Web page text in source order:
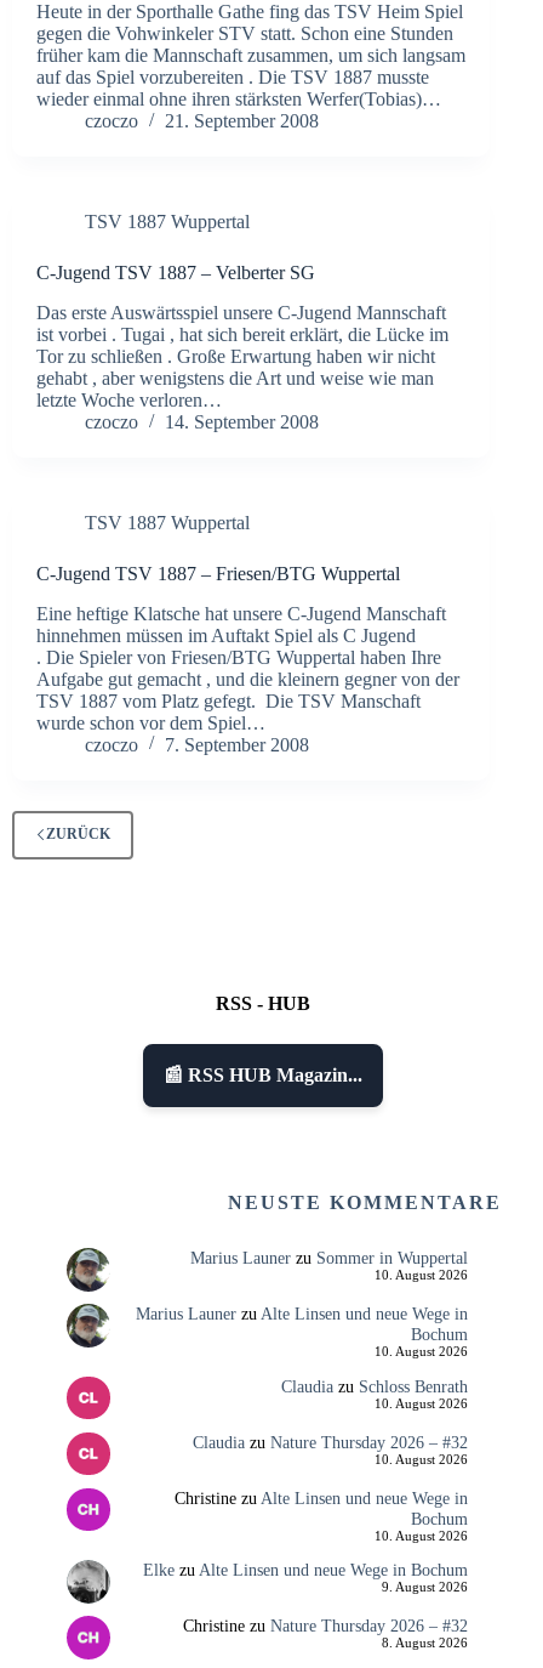
Heute in der Sporthalle Gathe fing das TSV Heim Spiel
gegen die Vohwinkeler STV statt. Schon eine Stunden
früher kam die Mannschaft zusammen, um sich langsam
auf das Spiel vorzubereiten . Die TSV 1887 musste
wieder einmal ohne ihren stärksten Werfer(Tobias)…
czoczo
21. September 2008
TSV 1887 Wuppertal
C-Jugend TSV 1887 – Velberter SG
Das erste Auswärtsspiel unsere C-Jugend Mannschaft
ist vorbei . Tugai , hat sich bereit erklärt, die Lücke im
Tor zu schließen . Große Erwartung haben wir nicht
gehabt , aber wenigstens die Art und weise wie man
letzte Woche verloren…
czoczo
14. September 2008
TSV 1887 Wuppertal
C-Jugend TSV 1887 – Friesen/BTG Wuppertal
Eine heftige Klatsche hat unsere C-Jugend Manschaft
hinnehmen müssen im Auftakt Spiel als C Jugend
. Die Spieler von Friesen/BTG Wuppertal haben Ihre
Aufgabe gut gemacht , und die kleinern gegner von der
TSV 1887 vom Platz gefegt. Die TSV Manschaft
wurde schon vor dem Spiel…
czoczo
7. September 2008
ZURÜCK
RSS - HUB
📰 RSS HUB Magazin...
NEUSTE KOMMENTARE
Marius Launerzu Sommer in Wuppertal
10. August 2026
Marius LaunerzuAlte Linsen und neue Wege in
Bochum
10. August 2026
Claudiazu Schloss Benrath
10. August 2026
Claudiazu Nature Thursday 2026 – #32
10. August 2026
Christinezu Alte Linsen und neue Wege in
Bochum
10. August 2026
Elkezu Alte Linsen und neue Wege in Bochum
9. August 2026
Christinezu Nature Thursday 2026 – #32
8. August 2026